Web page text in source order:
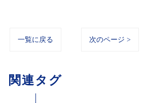
一覧に戻る 次のページ >
関連タグ